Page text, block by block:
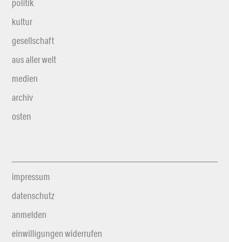
politik
kultur
gesellschaft
aus aller welt
medien
archiv
osten
impressum
datenschutz
anmelden
einwilligungen widerrufen